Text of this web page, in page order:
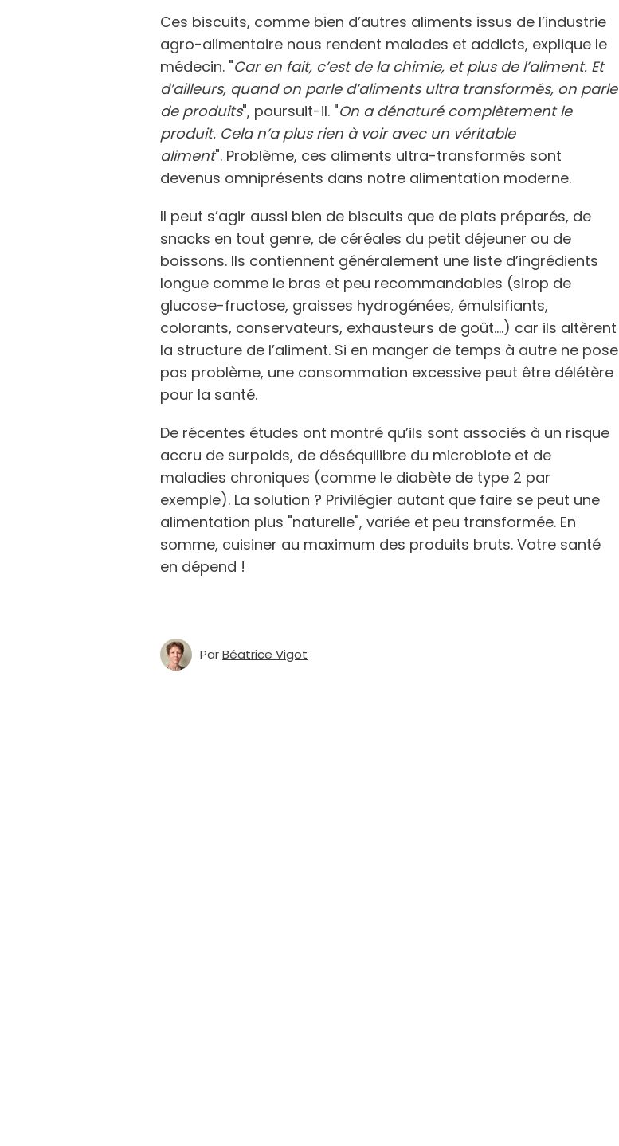
Ces biscuits, comme bien d’autres aliments issus de l’industrie
agro-alimentaire nous rendent malades et addicts, explique le
médecin. "Car en fait, c’est de la chimie, et plus de l’aliment. Et
d’ailleurs, quand on parle d’aliments ultra transformés, on parle
de produits", poursuit-il. "On a dénaturé complètement le
produit. Cela n’a plus rien à voir avec un véritable
aliment". Problème, ces aliments ultra-transformés sont
devenus omniprésents dans notre alimentation moderne.
Il peut s’agir aussi bien de biscuits que de plats préparés, de
snacks en tout genre, de céréales du petit déjeuner ou de
boissons. Ils contiennent généralement une liste d’ingrédients
longue comme le bras et peu recommandables (sirop de
glucose-fructose, graisses hydrogénées, émulsifiants,
colorants, conservateurs, exhausteurs de goût….) car ils altèrent
la structure de l’aliment. Si en manger de temps à autre ne pose
pas problème, une consommation excessive peut être délétère
pour la santé.
De récentes études ont montré qu’ils sont associés à un risque
accru de surpoids, de déséquilibre du microbiote et de
maladies chroniques (comme le diabète de type 2 par
exemple). La solution ? Privilégier autant que faire se peut une
alimentation plus "naturelle", variée et peu transformée. En
somme, cuisiner au maximum des produits bruts. Votre santé
en dépend !
ParBéatrice Vigot